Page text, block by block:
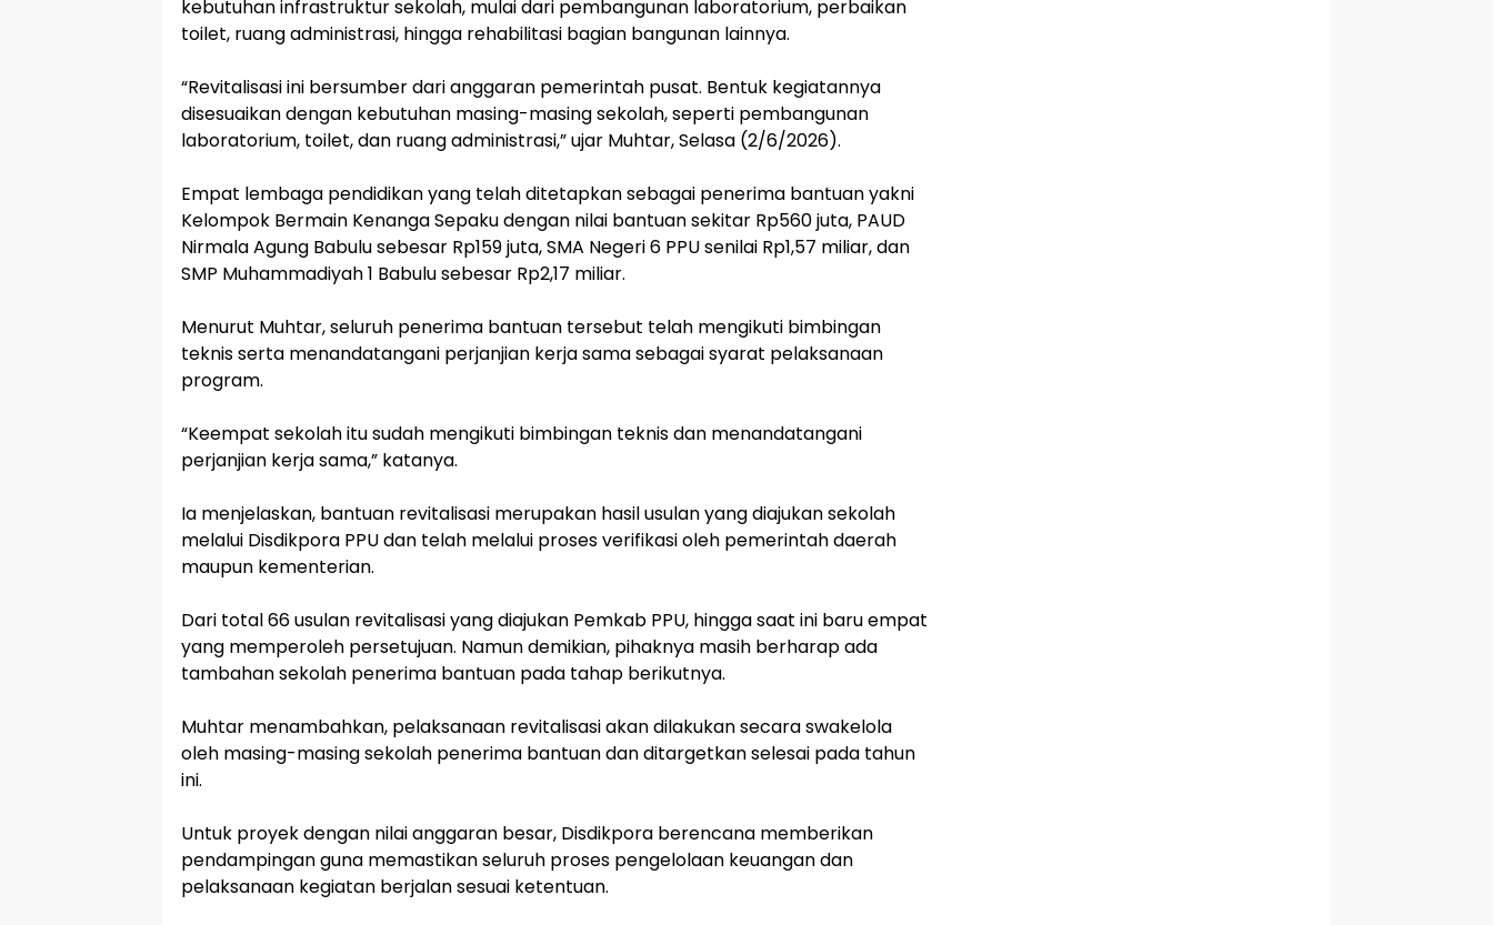
kebutuhan infrastruktur sekolah, mulai dari pembangunan laboratorium, perbaikan
toilet, ruang administrasi, hingga rehabilitasi bagian bangunan lainnya.
‎“Revitalisasi ini bersumber dari anggaran pemerintah pusat. Bentuk kegiatannya
disesuaikan dengan kebutuhan masing-masing sekolah, seperti pembangunan
laboratorium, toilet, dan ruang administrasi,” ujar Muhtar, Selasa (2/6/2026).
‎Empat lembaga pendidikan yang telah ditetapkan sebagai penerima bantuan yakni
Kelompok Bermain Kenanga Sepaku dengan nilai bantuan sekitar Rp560 juta, PAUD
Nirmala Agung Babulu sebesar Rp159 juta, SMA Negeri 6 PPU senilai Rp1,57 miliar, dan
SMP Muhammadiyah 1 Babulu sebesar Rp2,17 miliar.
‎Menurut Muhtar, seluruh penerima bantuan tersebut telah mengikuti bimbingan
teknis serta menandatangani perjanjian kerja sama sebagai syarat pelaksanaan
program.
‎“Keempat sekolah itu sudah mengikuti bimbingan teknis dan menandatangani
perjanjian kerja sama,” katanya.
‎Ia menjelaskan, bantuan revitalisasi merupakan hasil usulan yang diajukan sekolah
melalui Disdikpora PPU dan telah melalui proses verifikasi oleh pemerintah daerah
maupun kementerian.
‎Dari total 66 usulan revitalisasi yang diajukan Pemkab PPU, hingga saat ini baru empat
yang memperoleh persetujuan. Namun demikian, pihaknya masih berharap ada
tambahan sekolah penerima bantuan pada tahap berikutnya.
‎Muhtar menambahkan, pelaksanaan revitalisasi akan dilakukan secara swakelola
oleh masing-masing sekolah penerima bantuan dan ditargetkan selesai pada tahun
ini.
‎Untuk proyek dengan nilai anggaran besar, Disdikpora berencana memberikan
pendampingan guna memastikan seluruh proses pengelolaan keuangan dan
pelaksanaan kegiatan berjalan sesuai ketentuan.